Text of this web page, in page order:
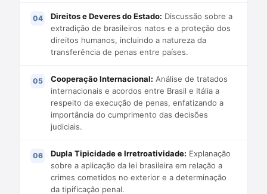
Direitos e Deveres do Estado: Discussão sobre a
extradição de brasileiros natos e a proteção dos
direitos humanos, incluindo a natureza da
transferência de penas entre países.
Cooperação Internacional: Análise de tratados
internacionais e acordos entre Brasil e Itália a
respeito da execução de penas, enfatizando a
importância do cumprimento das decisões
judiciais.
Dupla Tipicidade e Irretroatividade: Explanação
sobre a aplicação da lei brasileira em relação a
crimes cometidos no exterior e a determinação
da tipificação penal.